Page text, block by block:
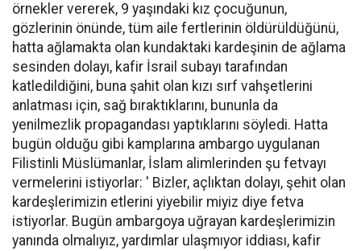
örnekler vererek, 9 yaşındaki kız çocuğunun,
gözlerinin önünde, tüm aile fertlerinin öldürüldüğünü,
hatta ağlamakta olan kundaktaki kardeşinin de ağlama
sesinden dolayı, kafir İsrail subayı tarafından
katledildiğini, buna şahit olan kızı sırf vahşetlerini
anlatması için, sağ bıraktıklarını, bununla da
yenilmezlik propagandası yaptıklarını söyledi. Hatta
bugün olduğu gibi kamplarına ambargo uygulanan
Filistinli Müslümanlar, İslam alimlerinden şu fetvayı
vermelerini istiyorlar: ' Bizler, açlıktan dolayı, şehit olan
kardeşlerimizin etlerini yiyebilir miyiz diye fetva
istiyorlar. Bugün ambargoya uğrayan kardeşlerimizin
yanında olmalıyız, yardımlar ulaşmıyor iddiası, kafir